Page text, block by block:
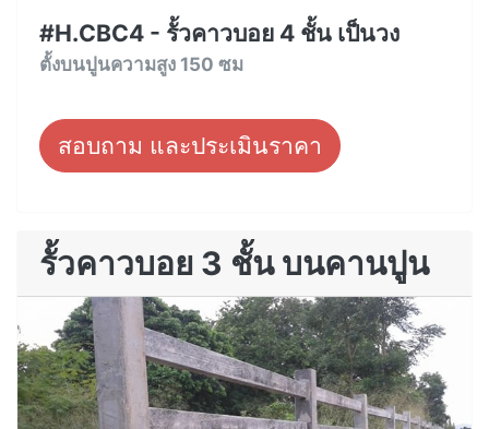
#H.CBC4 - รั้วคาวบอย 4 ชั้น เป็นวง
ตั้งบนปูนความสูง 150 ซม
สอบถาม และประเมินราคา
รั้วคาวบอย 3 ชั้น บนคานปูน